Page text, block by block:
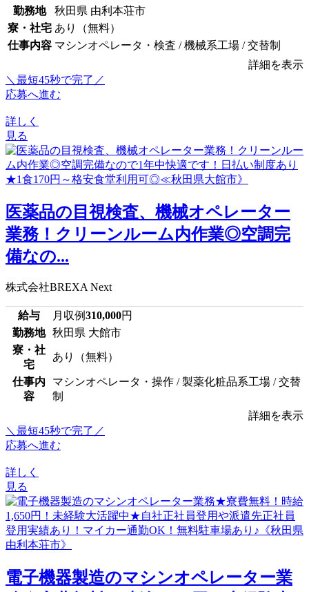
勤務地
秋田県 由利本荘市
寮・社宅 あり（無料）
仕事内容 マシンオペレータ・検査 / 機械系工場 / 交替制
詳細を表示
＼最短45秒で完了／
応募へ進む
詳しく
見る
医薬品の目視検査、機械オペレーター
業務！クリーンルーム内作業◎空調完
備なの...
株式会社BREXA Next
給与 月収例310,000円
勤務地
秋田県 大館市
寮・社
宅
あり（無料）
仕事内
容
マシンオペレータ・操作 / 製薬化粧品系工場 / 交替
制
詳細を表示
＼最短45秒で完了／
応募へ進む
詳しく
見る
電子機器製造のマシンオペレーター業